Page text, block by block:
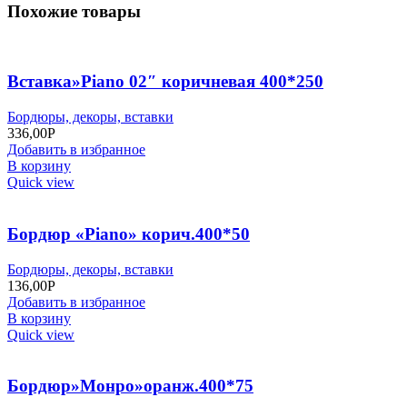
Похожие товары
Вставка»Piano 02″ коричневая 400*250
Бордюры, декоры, вставки
336,00Р
Добавить в избранное
В корзину
Quick view
Бордюр «Piano» корич.400*50
Бордюры, декоры, вставки
136,00Р
Добавить в избранное
В корзину
Quick view
Бордюр»Монро»оранж.400*75